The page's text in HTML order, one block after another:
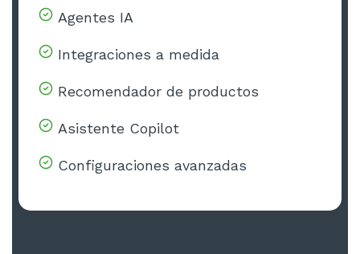
Agentes IA
Integraciones a medida
Recomendador de productos
Asistente Copilot
Configuraciones avanzadas